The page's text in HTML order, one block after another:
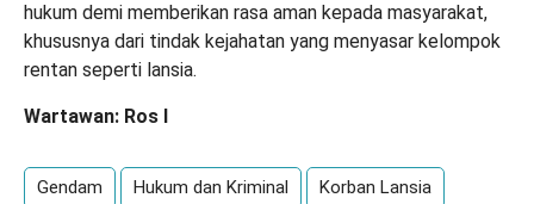
hukum demi memberikan rasa aman kepada masyarakat,
khususnya dari tindak kejahatan yang menyasar kelompok
rentan seperti lansia.
Wartawan: Ros I
Gendam Hukum dan Kriminal Korban Lansia